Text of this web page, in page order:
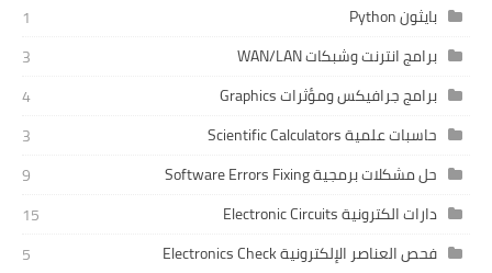
بايثون Python
1
برامج انترنت وشبكات WAN/LAN
3
برامج جرافيكس ومؤثرات Graphics
4
حاسبات علمية Scientific Calculators
3
حل مشكلات برمجية Software Errors Fixing
9
دارات الكترونية Electronic Circuits
15
فحص العناصر الإلكترونية Electronics Check
5